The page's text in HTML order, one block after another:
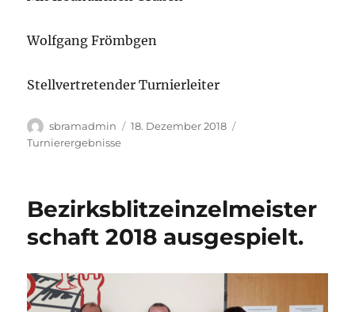
Wolfgang Frömbgen
Stellvertretender Turnierleiter
Autor
sbramadmin
Veröffentlicht
18. Dezember 2018
Turnierergebnisse
Bezirksblitzeinzelmeister
schaft 2018 ausgespielt.